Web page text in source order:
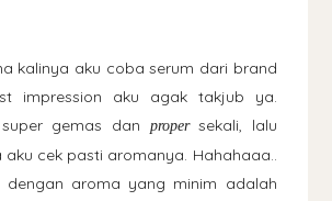
kalinya aku coba serum dari brand
impression aku agak takjub ya.
gemas dan
propersekali, lalu
cek pasti aromanya. Hahahaaa..
dengan aroma yang minim adalah